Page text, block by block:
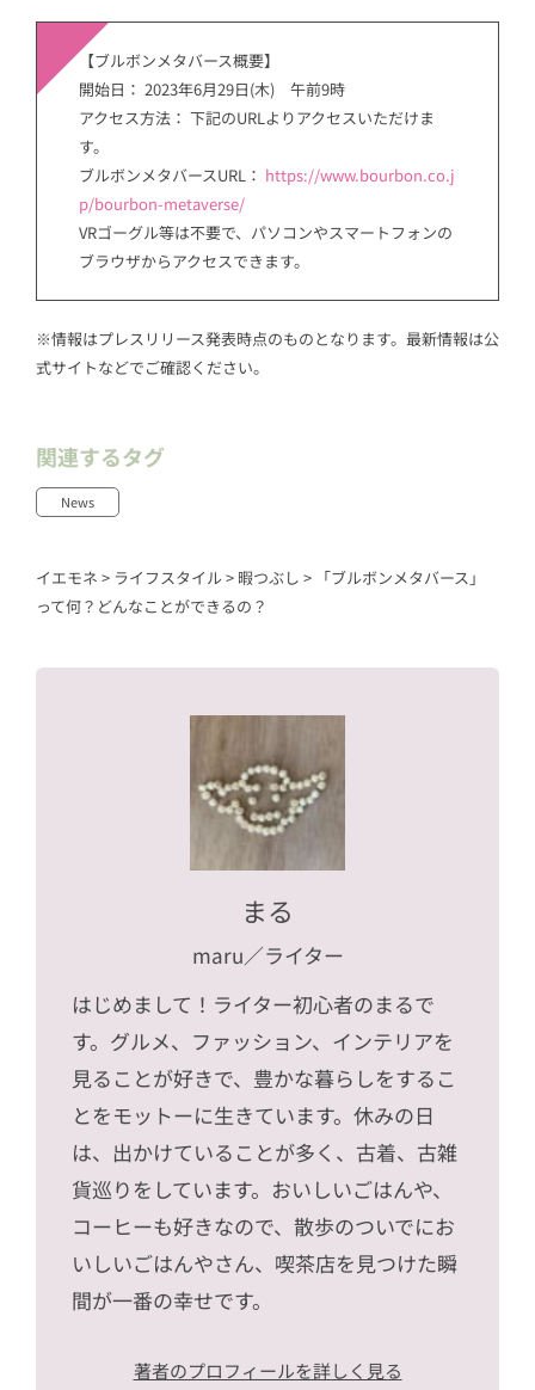
【ブルボンメタバース概要】
開始日： 2023年6月29日(木) 午前9時
アクセス方法： 下記のURLよりアクセスいただけま
す。
ブルボンメタバースURL： https://www.bourbon.co.j
p/bourbon-metaverse/
VRゴーグル等は不要で、パソコンやスマートフォンの
ブラウザからアクセスできます。
※情報はプレスリリース発表時点のものとなります。最新情報は公
式サイトなどでご確認ください。
関連するタグ
News
イエモネ > ライフスタイル> 暇つぶし > 「ブルボンメタバース」
って何？どんなことができるの？
まる
maru／ライター
はじめまして！ライター初心者のまるで
す。グルメ、ファッション、インテリアを
見ることが好きで、豊かな暮らしをするこ
とをモットーに生きています。休みの日
は、出かけていることが多く、古着、古雑
貨巡りをしています。おいしいごはんや、
コーヒーも好きなので、散歩のついでにお
いしいごはんやさん、喫茶店を見つけた瞬
間が一番の幸せです。
著者のプロフィールを詳しく見る